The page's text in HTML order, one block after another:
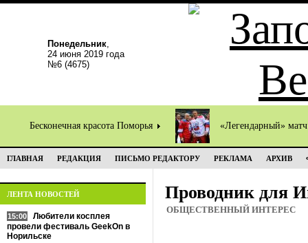
Понедельник,
24 июня 2019 года
№6 (4675)
Бесконечная красота Поморья «Легендарный»
ГЛАВНАЯ РЕДАКЦИЯ ПИСЬМО РЕДАКТОРУ РЕКЛАМА АРХИВ
ЛЕНТА НОВОСТЕЙ
15:00
Любители косплея
провели фестиваль GeekOn в
Норильске
Проводник для
ОБЩЕСТВЕННЫЙ ИНТЕРЕС